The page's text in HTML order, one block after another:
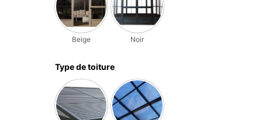
Beige Noir
Type de toiture